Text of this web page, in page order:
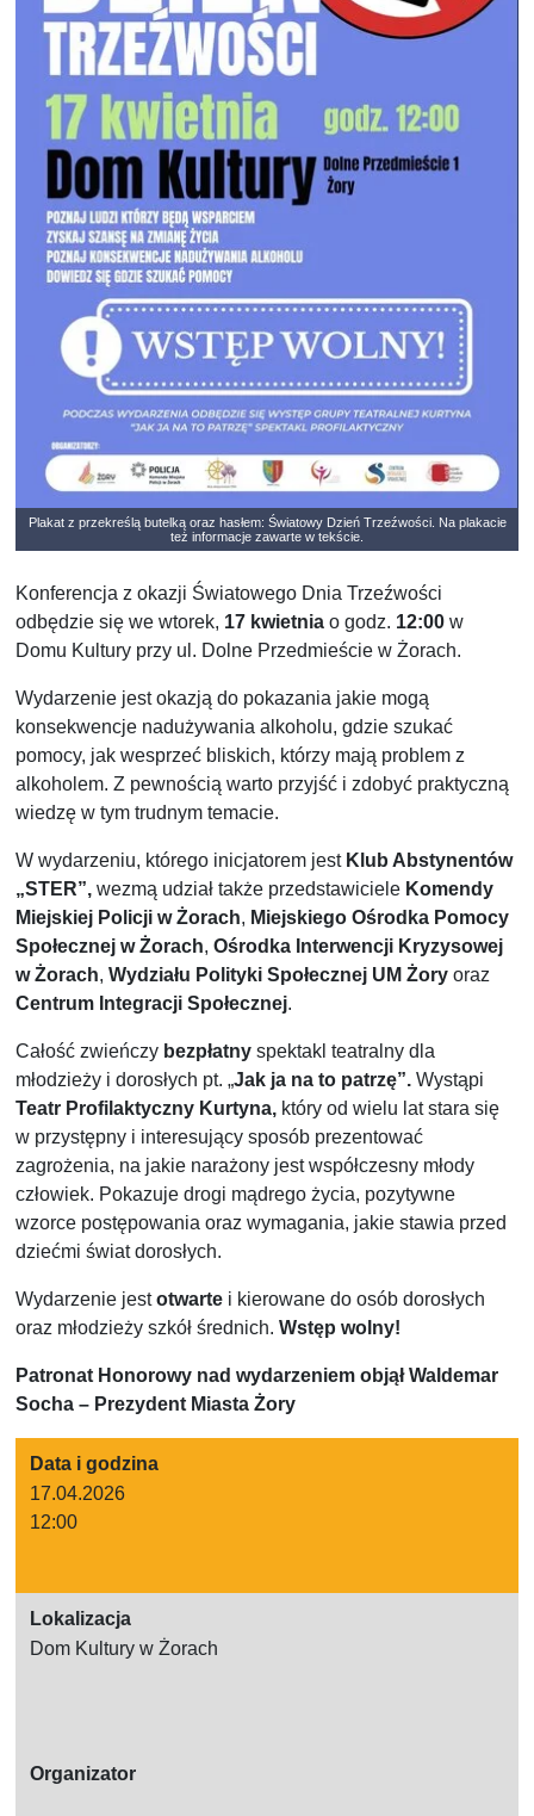
Plakat z przekreślą butelką oraz hasłem: Światowy Dzień Trzeźwości. Na plakacie
też informacje zawarte w tekście.
Konferencja z okazji Światowego Dnia Trzeźwości
odbędzie się we wtorek, 17 kwietniao godz. 12:00w
Domu Kultury przy ul. Dolne Przedmieście w Żorach.
Wydarzenie jest okazją do pokazania jakie mogą
konsekwencje nadużywania alkoholu, gdzie szukać
pomocy, jak wesprzeć bliskich, którzy mają problem z
alkoholem. Z pewnością warto przyjść i zdobyć praktyczną
wiedzę w tym trudnym temacie.
W wydarzeniu, którego inicjatorem jest Klub Abstynentów
„STER”,wezmą udział także przedstawiciele Komendy
Miejskiej Policji w Żorach, Miejskiego Ośrodka Pomocy
Społecznej w Żorach, Ośrodka Interwencji Kryzysowej
w Żorach, Wydziału Polityki Społecznej UM Żoryoraz
Centrum Integracji Społecznej.
Całość zwieńczy bezpłatny spektakl teatralny dla
młodzieży i dorosłych pt. „Jak ja na to patrzę”.Wystąpi
Teatr Profilaktyczny Kurtyna, który od wielu lat stara się
w przystępny i interesujący sposób prezentować
zagrożenia, na jakie narażony jest współczesny młody
człowiek. Pokazuje drogi mądrego życia, pozytywne
wzorce postępowania oraz wymagania, jakie stawia przed
dziećmi świat dorosłych.
Wydarzenie jestotwartei kierowane do osób dorosłych
oraz młodzieży szkół średnich. Wstęp wolny!
Patronat Honorowy nad wydarzeniem objął Waldemar
Socha – Prezydent Miasta Żory
Data i godzina
17.04.2026
12:00
Lokalizacja
Dom Kultury w Żorach
Organizator